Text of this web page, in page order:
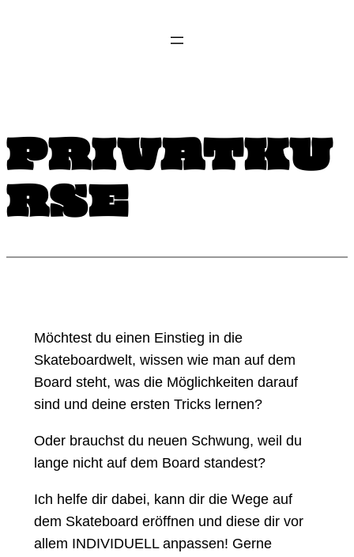
PRIVATKU
RSE
Möchtest du einen Einstieg in die
Skateboardwelt, wissen wie man auf dem
Board steht, was die Möglichkeiten darauf
sind und deine ersten Tricks lernen?
Oder brauchst du neuen Schwung, weil du
lange nicht auf dem Board standest?
Ich helfe dir dabei, kann dir die Wege auf
dem Skateboard eröffnen und diese dir vor
allem INDIVIDUELL anpassen! Gerne